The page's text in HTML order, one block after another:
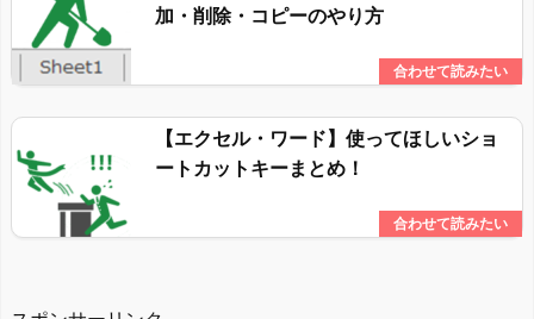
加・削除・コピーのやり方
【エクセル・ワード】使ってほしいショ
ートカットキーまとめ！